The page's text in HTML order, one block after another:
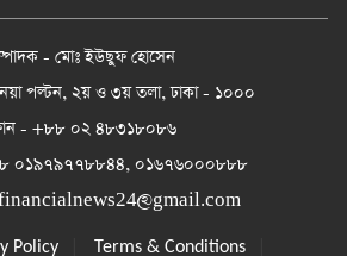
- মোঃ ইউছুফ হোসেন
পল্টন, ২য় ও ৩য় তলা, ঢাকা - ১০০০
- +৮৮ ০২ ৪৮৩১৮০৮৬
০১৯৭৯৭৭৮৮৪৪, ০১৬৭৬০০০৮৮৮
Policy Terms & Conditions